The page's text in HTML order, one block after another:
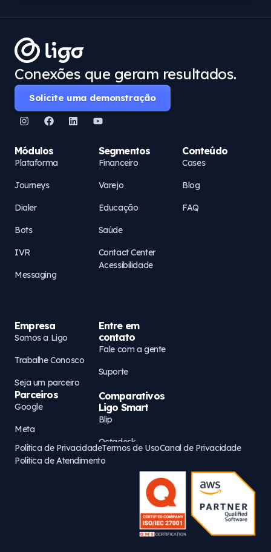
Conexões que geram resultados.
Solicite uma demonstração
Módulos
Plataforma
Journeys
Dialer
Bots
IVR
Messaging
Segmentos
Financeiro
Varejo
Educação
Saúde
Contact Center
Acessibilidade
Conteúdo
Cases
Blog
FAQ
Empresa
Somos a Ligo
Trabalhe Conosco
Seja um parceiro
Parceiros
Google
Meta
AWS
Entre em
contato
Fale com a gente
Suporte
Comparativos
Ligo Smart
Blip
Octadesk
Zenvia
Política de PrivacidadeTermos de UsoCanal de Privacidade
Política de Atendimento